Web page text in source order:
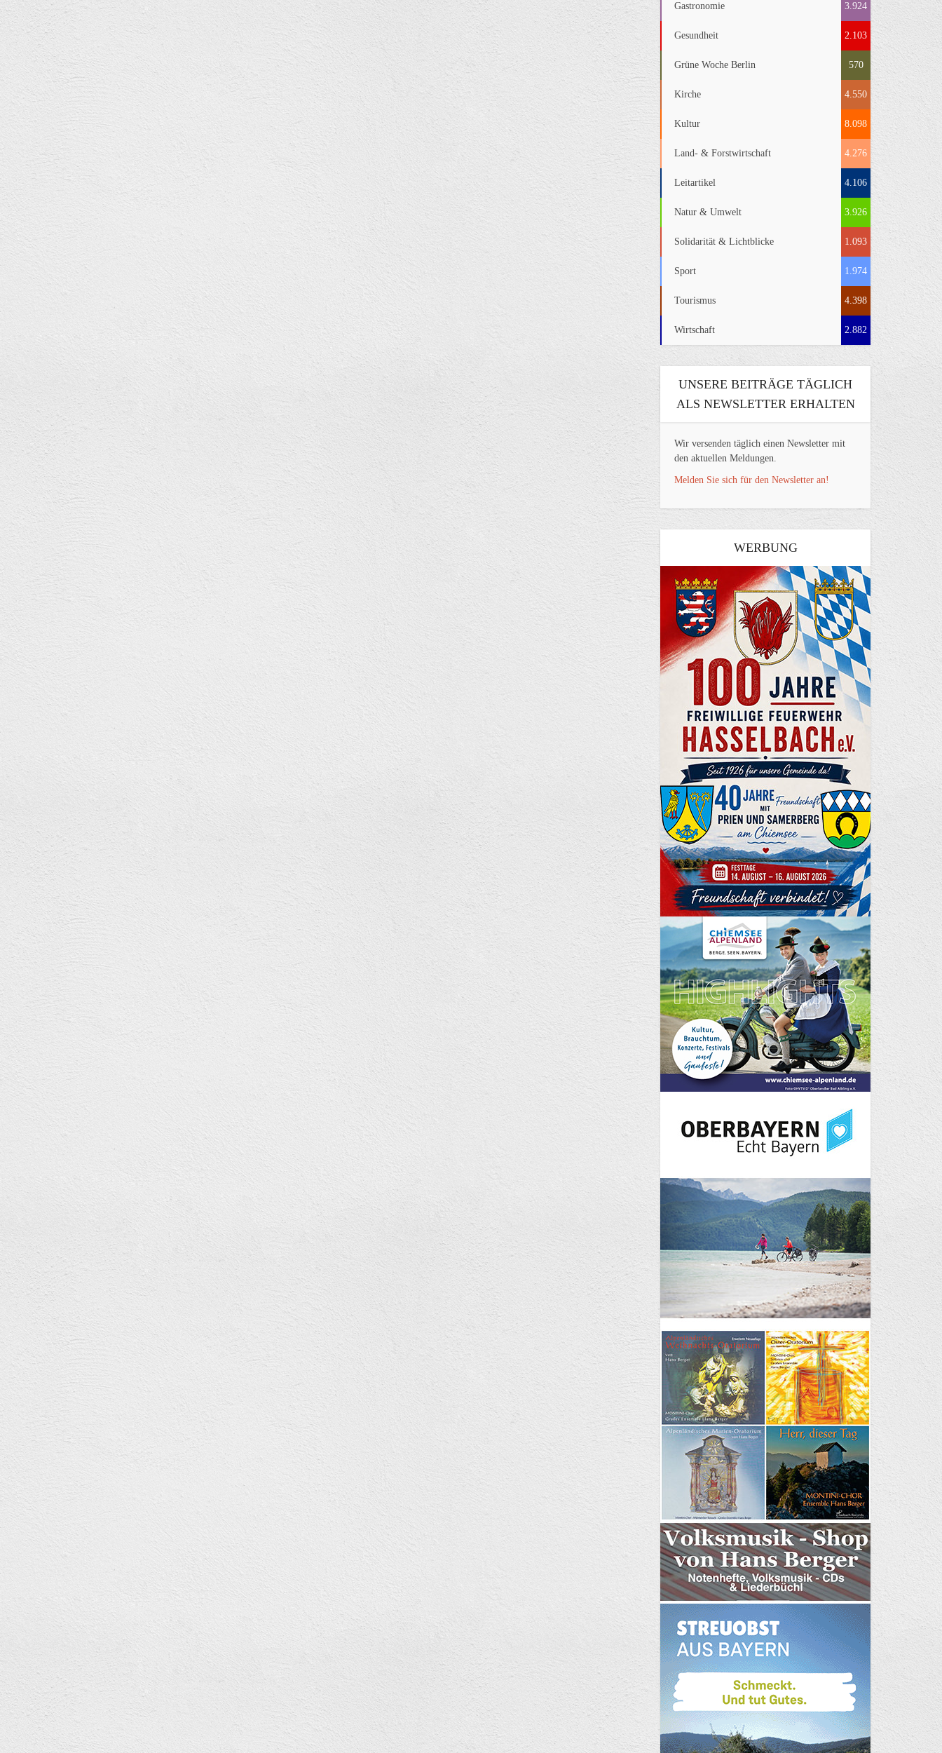
Gastronomie 3.924
Gesundheit 2.103
Grüne Woche Berlin 570
Kirche 4.550
Kultur 8.098
Land- & Forstwirtschaft 4.276
Leitartikel 4.106
Natur & Umwelt 3.926
Solidarität & Lichtblicke 1.093
Sport 1.974
Tourismus 4.398
Wirtschaft 2.882
UNSERE BEITRÄGE TÄGLICH
ALS NEWSLETTER ERHALTEN
Wir versenden täglich einen Newsletter mit
den aktuellen Meldungen.
Melden Sie sich für den Newsletter an!
WERBUNG